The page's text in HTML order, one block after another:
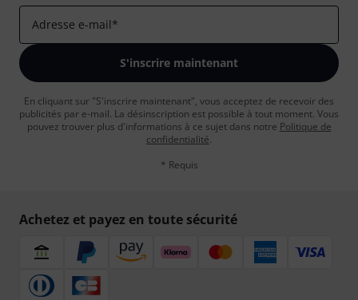
Adresse e-mail*
S'inscrire maintenant
En cliquant sur "S'inscrire maintenant", vous acceptez de recevoir des
publicités par e-mail. La désinscription est possible à tout moment. Vous
pouvez trouver plus d'informations à ce sujet dans notre Politique de
confidentialité.
* Requis
Achetez et payez en toute sécurité